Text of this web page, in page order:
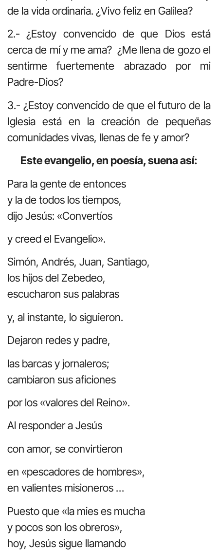
de la vida ordinaria. ¿Vivo feliz en Galilea?
2.- ¿Estoy convencido de que Dios está
cerca de mí y me ama? ¿Me llena de gozo el
sentirme fuertemente abrazado por mi
Padre-Dios?
3.- ¿Estoy convencido de que el futuro de la
Iglesia está en la creación de pequeñas
comunidades vivas, llenas de fe y amor?
Este evangelio, en poesía, suena así:
Para la gente de entonces
y la de todos los tiempos,
dijo Jesús: «Convertíos
y creed el Evangelio».
Simón, Andrés, Juan, Santiago,
los hijos del Zebedeo,
escucharon sus palabras
y, al instante, lo siguieron.
Dejaron redes y padre,
las barcas y jornaleros;
cambiaron sus aficiones
por los «valores del Reino».
Al responder a Jesús
con amor, se convirtieron
en «pescadores de hombres»,
en valientes misioneros …
Puesto que «la mies es mucha
y pocos son los obreros»,
hoy, Jesús sigue llamando